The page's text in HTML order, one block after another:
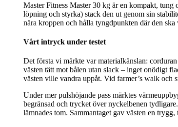
Master Fitness Master 30 kg är en kompakt, tung
löpning och styrka) stack den ut genom sin
nära kroppen och hålla tyngdpunkten där den
Vårt intryck under testet
Det första vi märkte var materialkänslan:
västen tätt mot bålen utan slack – inget onödigt
västen ville vandra uppåt. Vid farmer’s walk och
Under mer pulshöjande pass märktes
begränsad och trycket över nyckelbenen
lämnades tom. Sammantaget gav västen en